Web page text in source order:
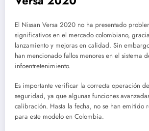
El Nissan Versa 2020 no ha presentado
significativos en el mercado colombiano,
lanzamiento y mejoras en calidad. Sin
han mencionado fallos menores en el sistema
infoentretenimiento.
Es importante verificar la correcta operación
seguridad, ya que algunas funciones
calibración. Hasta la fecha, no se han emitido
para este modelo en Colombia.